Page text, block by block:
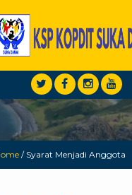
/ Syarat Menjadi Anggota